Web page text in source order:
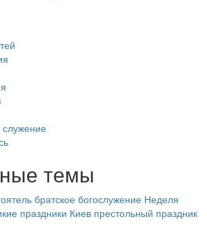
темы
братское богослужение Неделя
праздники Киев престольный праздник